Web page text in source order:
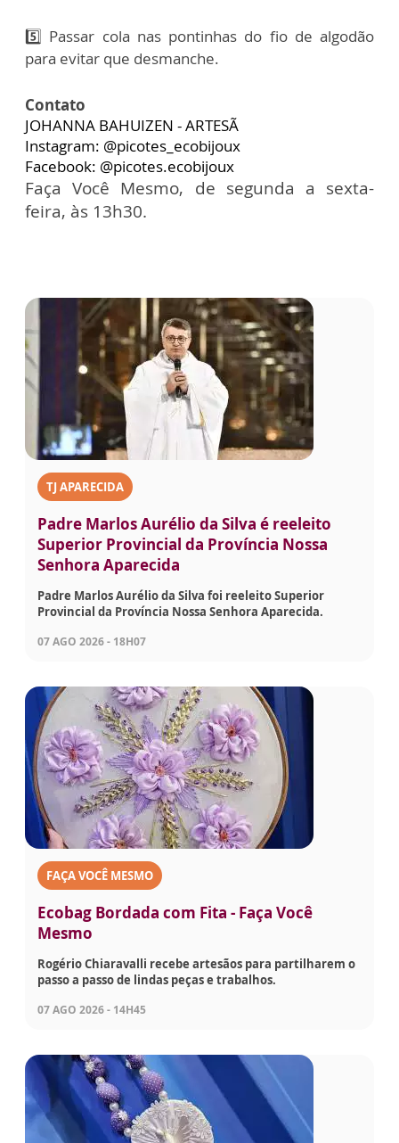
5️⃣ Passar cola nas pontinhas do fio de algodão
para evitar que desmanche.
Contato
JOHANNA BAHUIZEN - ARTESÃ
Instagram: @picotes_ecobijoux
Facebook: @picotes.ecobijoux
Faça Você Mesmo, de segunda a sexta-
feira, às 13h30.
TJ APARECIDA
Padre Marlos Aurélio da Silva é reeleito
Superior Provincial da Província Nossa
Senhora Aparecida
Padre Marlos Aurélio da Silva foi reeleito Superior
Provincial da Província Nossa Senhora Aparecida.
07 AGO 2026 - 18H07
FAÇA VOCÊ MESMO
Ecobag Bordada com Fita - Faça Você
Mesmo
Rogério Chiaravalli recebe artesãos para partilharem o
passo a passo de lindas peças e trabalhos.
07 AGO 2026 - 14H45